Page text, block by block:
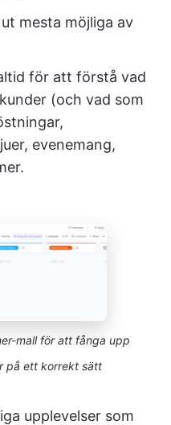
mesta möjliga av
för att förstå vad
(och vad som
evenemang,
mall för att fånga upp
på ett korrekt sätt
upplevelser som